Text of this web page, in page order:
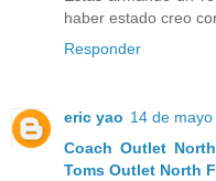
haber estado creo
Responder
eric yao 14 de mayo
Coach Outlet
Toms Outlet North